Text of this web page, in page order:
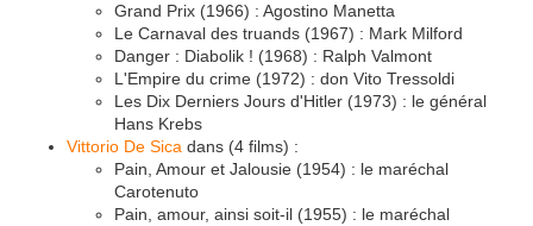
Grand Prix (1966) : Agostino Manetta
Le Carnaval des truands (1967) : Mark Milford
Danger : Diabolik ! (1968) : Ralph Valmont
L'Empire du crime (1972) : don Vito Tressoldi
Les Dix Derniers Jours d'Hitler (1973) : le général
Hans Krebs
Vittorio De Sica dans (4 films) :
Pain, Amour et Jalousie (1954) : le maréchal
Carotenuto
Pain, amour, ainsi soit-il (1955) : le maréchal